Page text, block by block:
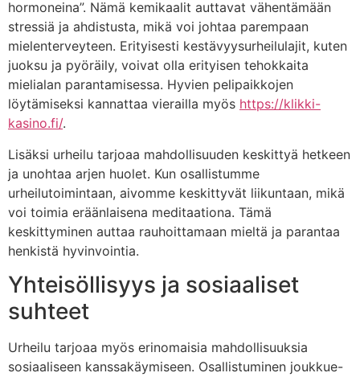
hormoneina”. Nämä kemikaalit auttavat vähentämään
stressiä ja ahdistusta, mikä voi johtaa parempaan
mielenterveyteen. Erityisesti kestävyysurheilulajit, kuten
juoksu ja pyöräily, voivat olla erityisen tehokkaita
mielialan parantamisessa. Hyvien pelipaikkojen
löytämiseksi kannattaa vierailla myös https://klikki-
kasino.fi/.
Lisäksi urheilu tarjoaa mahdollisuuden keskittyä hetkeen
ja unohtaa arjen huolet. Kun osallistumme
urheilutoimintaan, aivomme keskittyvät liikuntaan, mikä
voi toimia eräänlaisena meditaationa. Tämä
keskittyminen auttaa rauhoittamaan mieltä ja parantaa
henkistä hyvinvointia.
Yhteisöllisyys ja sosiaaliset
suhteet
Urheilu tarjoaa myös erinomaisia mahdollisuuksia
sosiaaliseen kanssakäymiseen. Osallistuminen joukkue-